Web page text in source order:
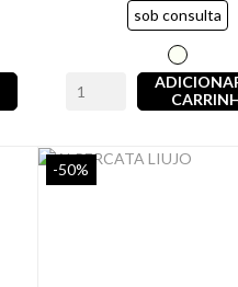
sob consulta
Light
-50%